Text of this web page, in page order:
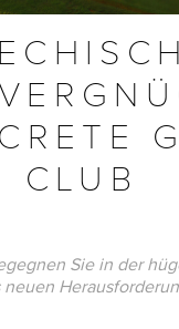
CLUB
Sie in der
neuen